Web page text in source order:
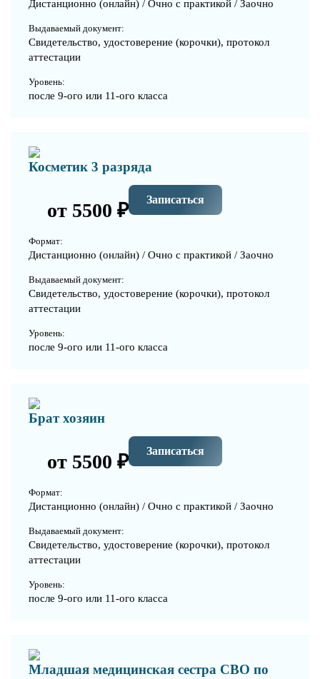
Дистанционно (онлайн) / Очно с практикой / Заочно
Выдаваемый документ:
Свидетельство, удостоверение (корочки), протокол
аттестации
Уровень:
после 9-ого или 11-ого класса
Косметик 3 разряда
от 5500 ₽ Записаться
Формат:
Дистанционно (онлайн) / Очно с практикой / Заочно
Выдаваемый документ:
Свидетельство, удостоверение (корочки), протокол
аттестации
Уровень:
после 9-ого или 11-ого класса
Брат хозяин
от 5500 ₽ Записаться
Формат:
Дистанционно (онлайн) / Очно с практикой / Заочно
Выдаваемый документ:
Свидетельство, удостоверение (корочки), протокол
аттестации
Уровень:
после 9-ого или 11-ого класса
Младшая медицинская сестра СВО по